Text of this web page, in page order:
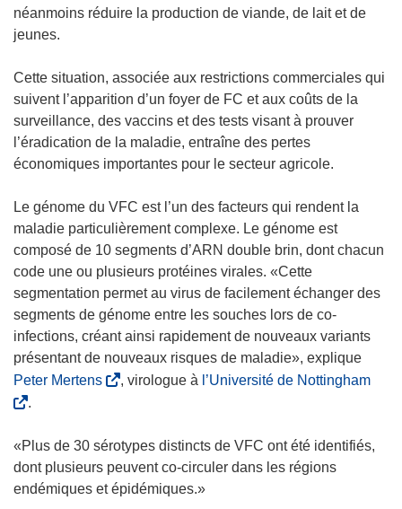
néanmoins réduire la production de viande, de lait et de
jeunes.
Cette situation, associée aux restrictions commerciales qui
suivent l’apparition d’un foyer de FC et aux coûts de la
surveillance, des vaccins et des tests visant à prouver
l’éradication de la maladie, entraîne des pertes
économiques importantes pour le secteur agricole.
Le génome du VFC est l’un des facteurs qui rendent la
maladie particulièrement complexe. Le génome est
composé de 10 segments d’ARN double brin, dont chacun
code une ou plusieurs protéines virales. «Cette
segmentation permet au virus de facilement échanger des
segments de génome entre les souches lors de co-
infections, créant ainsi rapidement de nouveaux variants
présentant de nouveaux risques de maladie», explique
Peter Mertens(
o
u
v
, virologue à l’Université de Nottingham(
o
.
«Plus de 30 sérotypes distincts de VFC ont été identifiés,
dont plusieurs peuvent co-circuler dans les régions
endémiques et épidémiques.»